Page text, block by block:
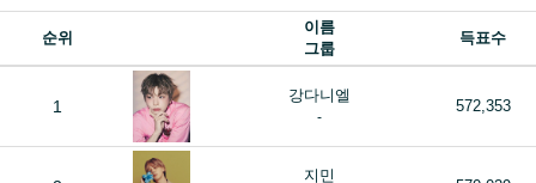
순위
이름
그룹
득표수
1
강다니엘
-
572,353
지민